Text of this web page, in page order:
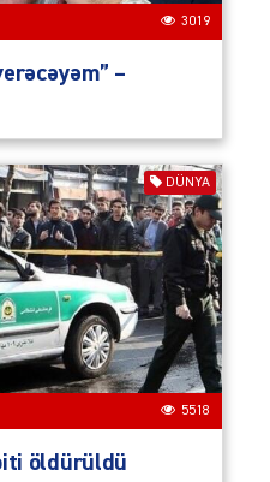
3019
–
DÜNYA
5518
öldürüldü